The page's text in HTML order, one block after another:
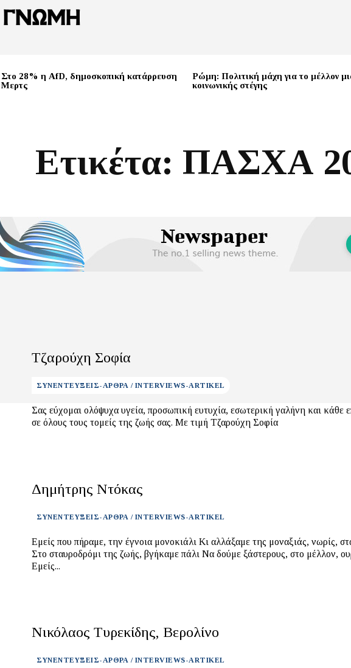
Στο 28% η AfD, δημοσκοπική κατάρρευση
Μερτς
Ρώμη: Πολιτική μάχη για το μέλλον
κοινωνικής στέγης
Ετικέτα: ΠΑΣΧΑ
Τζαρούχη Σοφία
ΣΥΝΕΝΤΕΥΞΕΙΣ-ΑΡΘΡΑ / INTERVIEWS-ARTIKEL
Σας εύχομαι ολόψυχα υγεία, προσωπική ευτυχία, εσωτερική γαλήνη και κάθε
σε όλους τους τομείς της ζωής σας. Με τιμή Τζαρούχη Σοφία
Δημήτρης Ντόκας
ΣΥΝΕΝΤΕΥΞΕΙΣ-ΑΡΘΡΑ / INTERVIEWS-ARTIKEL
Εμείς που πήραμε, την έγνοια μονοκιάλι Κι αλλάξαμε της μοναξιάς, νωρίς, σταθμούς
Στο σταυροδρόμι της ζωής, βγήκαμε πάλι Να δούμε ξάστερους, στο μέλλον, ουρανούς.
Εμείς...
Νικόλαος Τυρεκίδης, Βερολίνο
ΣΥΝΕΝΤΕΥΞΕΙΣ-ΑΡΘΡΑ / INTERVIEWS-ARTIKEL